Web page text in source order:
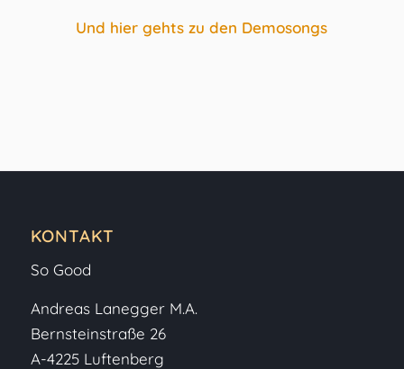
Und hier gehts zu den Demosongs
KONTAKT
So Good
Andreas Lanegger M.A.
Bernsteinstraße 26
A-4225 Luftenberg